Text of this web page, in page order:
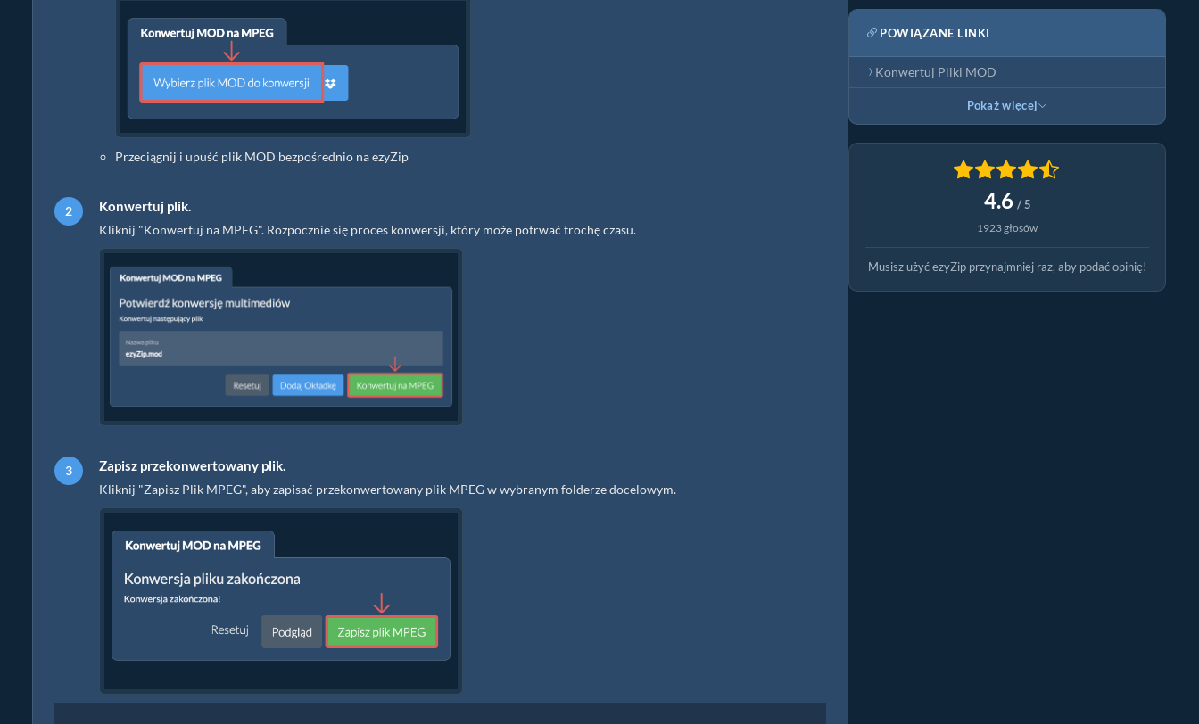
Przeciągnij i upuść plik MOD bezpośrednio na ezyZip
Konwertuj plik.
Kliknij "Konwertuj na MPEG". Rozpocznie się proces konwersji, który może potrwać trochę czasu.
Zapisz przekonwertowany plik.
Kliknij "Zapisz Plik MPEG", aby zapisać przekonwertowany plik MPEG w wybranym folderze docelowym.
POWIĄZANE LINKI
Konwertuj Pliki MOD
Pokaż więcej
4.6 / 5
1923 głosów
Musisz użyć ezyZip przynajmniej raz, aby podać opinię!